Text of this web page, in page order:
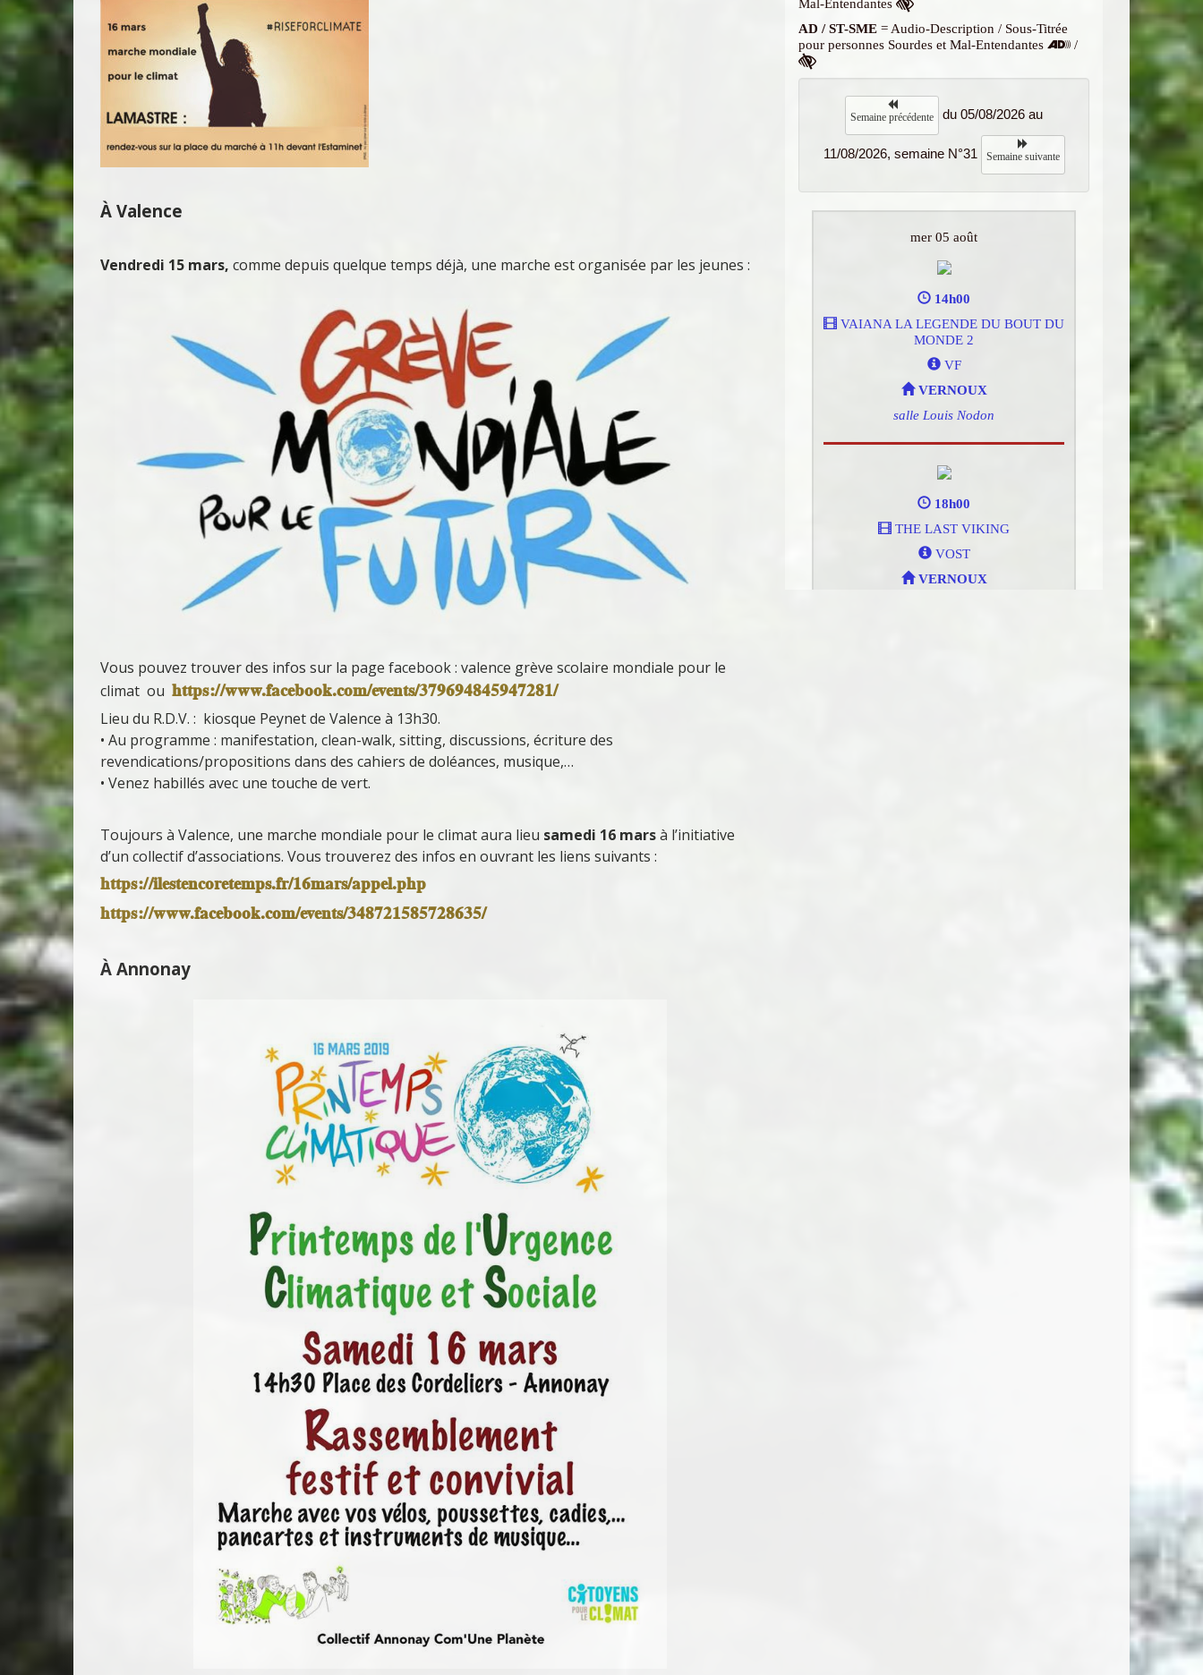
À Valence
Vendredi 15 mars, comme depuis quelque temps déjà, une marche est organisée par les jeunes :
Vous pouvez trouver des infos sur la page facebook : valence grève scolaire mondiale pour le
climat ou https://www.facebook.com/events/379694845947281/
Lieu du R.D.V. : kiosque Peynet de Valence à 13h30.
• Au programme : manifestation, clean-walk, sitting, discussions, écriture des
revendications/propositions dans des cahiers de doléances, musique,…
• Venez habillés avec une touche de vert.
Toujours à Valence, une marche mondiale pour le climat aura lieu samedi 16 marsà l’initiative
d’un collectif d’associations. Vous trouverez des infos en ouvrant les liens suivants :
https://ilestencoretemps.fr/16mars/appel.php
https://www.facebook.com/events/348721585728635/
À Annonay